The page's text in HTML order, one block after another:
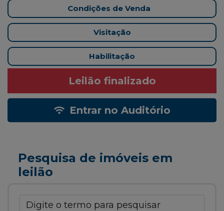
Condições de Venda
Visitação
Habilitação
Leilão finalizado
Entrar no Auditório
Pesquisa de imóveis em
leilão